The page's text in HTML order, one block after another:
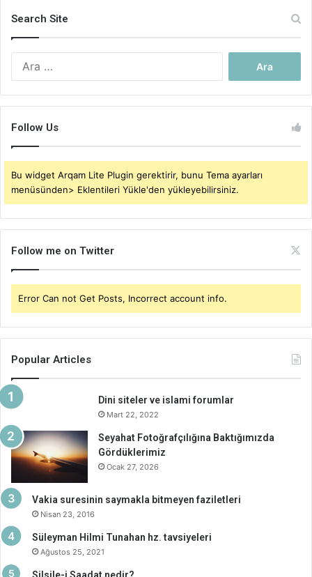
Search Site
Follow Us
Bu widget Arqam Lite Plugin gerektirir, bunu Tema ayarları
menüsünden> Eklentileri Yükle'den yükleyebilirsiniz.
Follow me on Twitter
Error Can not Get Posts, Incorrect account info.
Popular Articles
Dini siteler ve islami forumlar
Mart 22, 2022
Seyahat Fotoğrafçılığına Baktığımızda
Gördüklerimiz
Ocak 27, 2026
Vakia suresinin saymakla bitmeyen faziletleri
Nisan 23, 2016
Süleyman Hilmi Tunahan hz. tavsiyeleri
Ağustos 25, 2021
Silsile-i Saadat nedir?